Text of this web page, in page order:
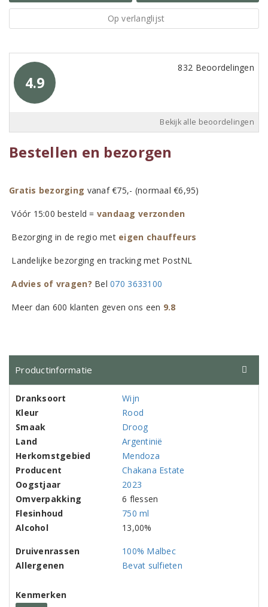
Op verlanglijst
4.9
832 Beoordelingen
Bekijk alle beoordelingen
Bestellen en bezorgen
Gratis bezorging vanaf €75,- (normaal €6,95)
Vóór 15:00 besteld = vandaag verzonden
Bezorging in de regio met eigen chauffeurs
Landelijke bezorging en tracking met PostNL
Advies of vragen? Bel070 3633100
Meer dan 600 klanten geven ons een 9.8
Productinformatie
Dranksoort
Wijn
Kleur
Rood
Smaak
Droog
Land
Argentinië
Herkomstgebied
Mendoza
Producent
Chakana Estate
Oogstjaar
2023
Omverpakking
6 flessen
Flesinhoud
750 ml
Alcohol
13,00%
Druivenrassen
100% Malbec
Allergenen
Bevat sulfieten
Kenmerken